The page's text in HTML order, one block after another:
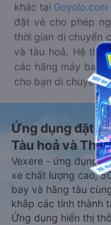
khác tại Goyolo.com
đặt vé cho phép
thời gian di chuyển
và tàu hoả. Hệ
các hãng máy bay,
cho bạn di chuyển.
Ứng dụng đặt
Tàu hoả và
Vexere - ứng dụng
xe chất lượng cao,
bay và hãng tàu
khắp các tỉnh thành
Ứng dụng hiển thị